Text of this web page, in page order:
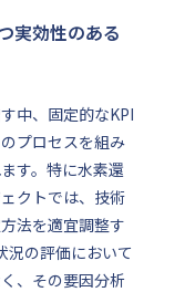
実効性のある
中、固定的なKPI
プロセスを組み
す。特に水素還
クトでは、技術
法を適宜調整す
況の評価において
、その要因分析